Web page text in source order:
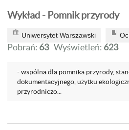
Wykład - Pomnik przyrody
Uniwersytet Warszawski
Pobrań: 63 Wyświetleń: 623
- wspólna dla pomnika przyrody,
dokumentacyjnego, użytku
przyrodniczo...